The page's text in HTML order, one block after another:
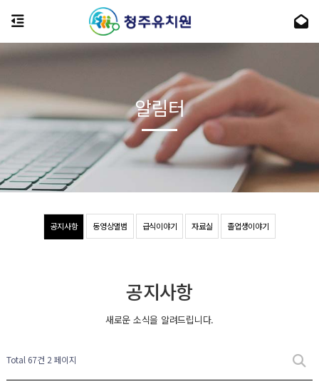
공지사항 동영상앨범 급식이야기 자료실 졸업생이야기
알림터
공지사항
새로운 소식을 알려드립니다.
Total 67건 2 페이지